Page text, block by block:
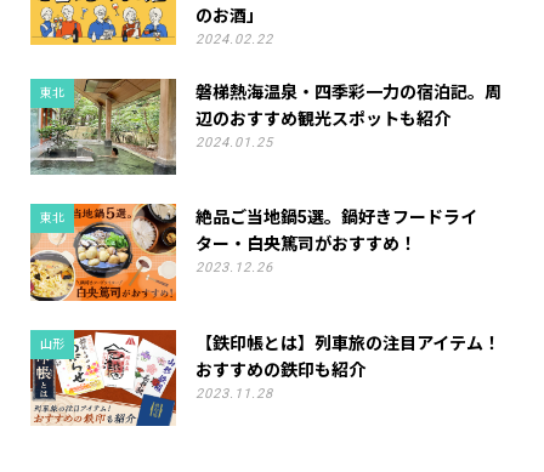
のお酒」
2024.02.22
東北
磐梯熱海温泉・四季彩一力の宿泊記。周
辺のおすすめ観光スポットも紹介
2024.01.25
東北
絶品ご当地鍋5選。鍋好きフードライ
ター・白央篤司がおすすめ！
2023.12.26
山形
【鉄印帳とは】列車旅の注目アイテム！
おすすめの鉄印も紹介
2023.11.28